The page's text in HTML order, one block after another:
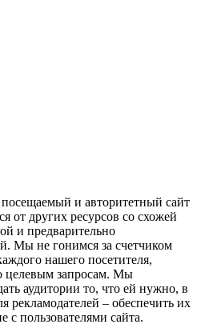
и авторитетный сайт
от других ресурсов со схожей
и предварительно
Мы не гонимся за счетчиком
нашего посетителя,
целевым запросам. Мы
аудитории то, что ей нужно, в
рекламодателей – обеспечить их
с пользователями сайта.